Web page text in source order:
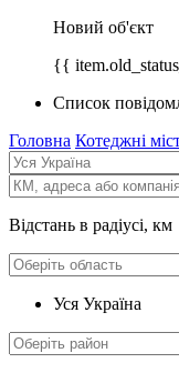
Новий об'єкт
{{
Список
Головна Котеджні
Відстань в радіусі, км
Уся Україна